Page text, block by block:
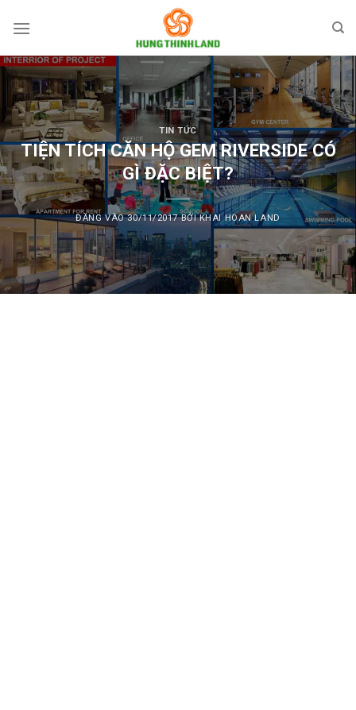
qua
dung
TIN TỨC
TIỆN TÍCH CĂN HỘ GEM RIVERSIDE CÓ
GÌ ĐẶC BIỆT?
ĐĂNG VÀO30/11/2017 BỞIKHAI HOAN LAND